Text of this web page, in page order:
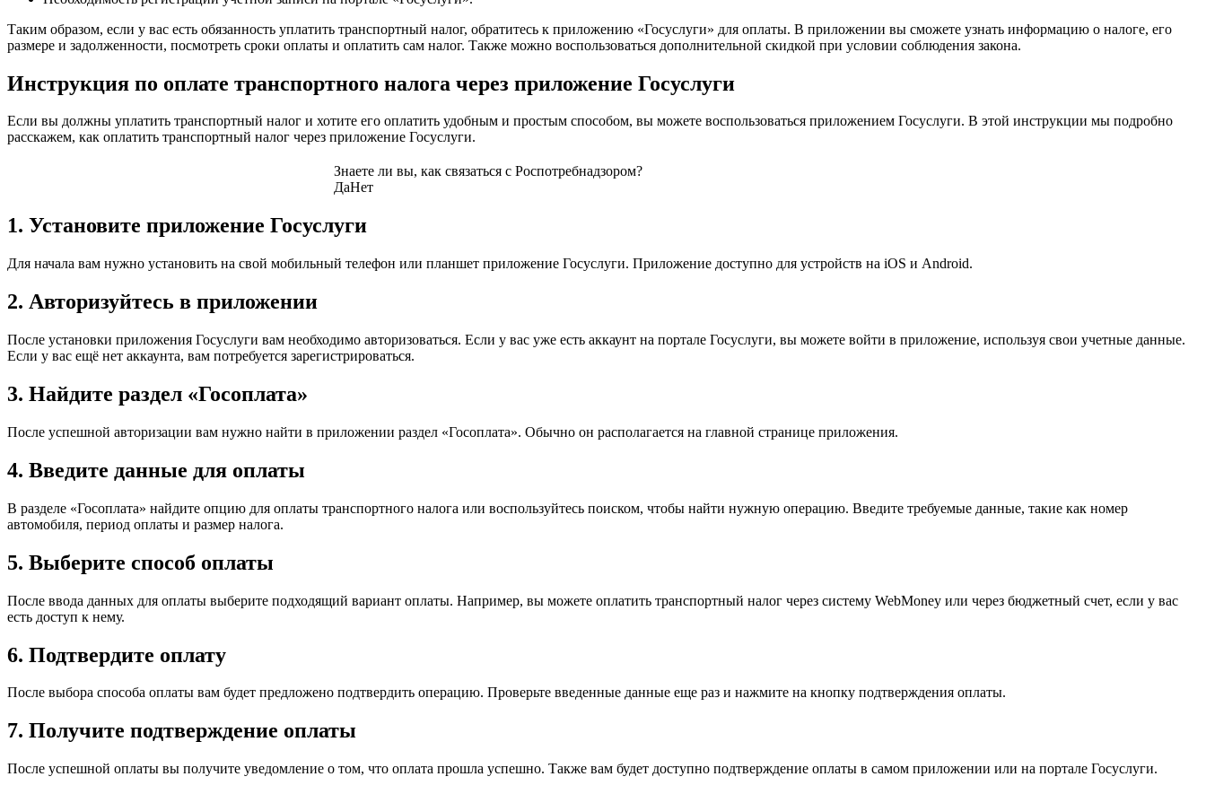
Таким образом, если у вас есть обязанность уплатить транспортный налог, обратитесь к приложению «Госуслуги» для оплаты. В приложении вы сможете узнать информацию о налоге, его
размере и задолженности, посмотреть сроки оплаты и оплатить сам налог. Также можно воспользоваться дополнительной скидкой при условии соблюдения закона.
Инструкция по оплате транспортного налога через приложение Госуслуги
Если вы должны уплатить транспортный налог и хотите его оплатить удобным и простым способом, вы можете воспользоваться приложением Госуслуги. В этой инструкции мы подробно
расскажем, как оплатить транспортный налог через приложение Госуслуги.
Знаете ли вы, как связаться с Роспотребнадзором?
ДаНет
1. Установите приложение Госуслуги
Для начала вам нужно установить на свой мобильный телефон или планшет приложение Госуслуги. Приложение доступно для устройств на iOS и Android.
2. Авторизуйтесь в приложении
После установки приложения Госуслуги вам необходимо авторизоваться. Если у вас уже есть аккаунт на портале Госуслуги, вы можете войти в приложение, используя свои учетные данные.
Если у вас ещё нет аккаунта, вам потребуется зарегистрироваться.
3. Найдите раздел «Госоплата»
После успешной авторизации вам нужно найти в приложении раздел «Госоплата». Обычно он располагается на главной странице приложения.
4. Введите данные для оплаты
В разделе «Госоплата» найдите опцию для оплаты транспортного налога или воспользуйтесь поиском, чтобы найти нужную операцию. Введите требуемые данные, такие как номер
автомобиля, период оплаты и размер налога.
5. Выберите способ оплаты
После ввода данных для оплаты выберите подходящий вариант оплаты. Например, вы можете оплатить транспортный налог через систему WebMoney или через бюджетный счет, если у вас
есть доступ к нему.
6. Подтвердите оплату
После выбора способа оплаты вам будет предложено подтвердить операцию. Проверьте введенные данные еще раз и нажмите на кнопку подтверждения оплаты.
7. Получите подтверждение оплаты
После успешной оплаты вы получите уведомление о том, что оплата прошла успешно. Также вам будет доступно подтверждение оплаты в самом приложении или на портале Госуслуги.